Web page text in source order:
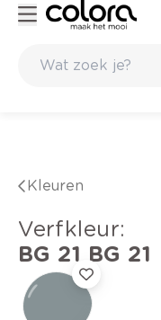
Kleuren
verfkleur:
BG 21 BG 21